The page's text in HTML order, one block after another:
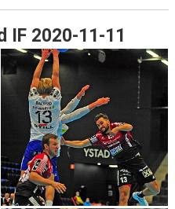
IF 2020-11-11